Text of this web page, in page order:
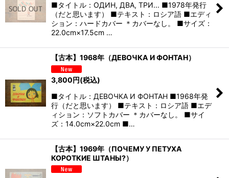
■タイトル：ОДИН, ДВА, ТРИ... ■1978年発行
（だと思います） ■テキスト：ロシア語 ■エディ
ション：ハードカバー ＊カバーなし。 ■サイズ：
22.0cm×17.5cm …
【古本】1968年（ДЕВОЧКА И ФОНТАН）
3,800円(税込)
■タイトル：ДЕВОЧКА И ФОНТАН ■1968年発
行（だと思います） ■テキスト：ロシア語 ■エデ
ィション：ソフトカバー ＊カバーなし。 ■サイ
ズ：14.0cm×22.0cm ■…
【古本】1969年（ПОЧЕМУ У ПЕТУХА
КОРОТКИЕ ШТАНЫ?）